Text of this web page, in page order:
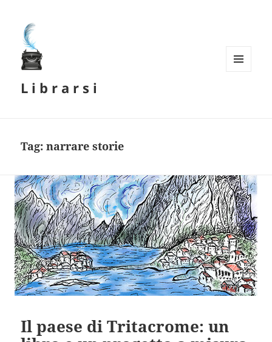
L i b r a r s i
Tag:narrare storie
Il paese di Tritacrome: un